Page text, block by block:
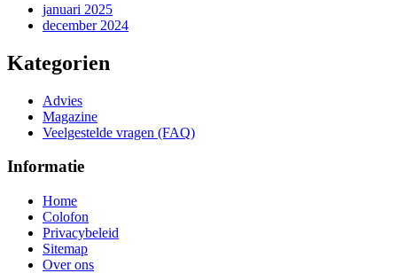
januari 2025
december 2024
Kategorien
Advies
Magazine
Veelgestelde vragen (FAQ)
Informatie
Home
Colofon
Privacybeleid
Sitemap
Over ons